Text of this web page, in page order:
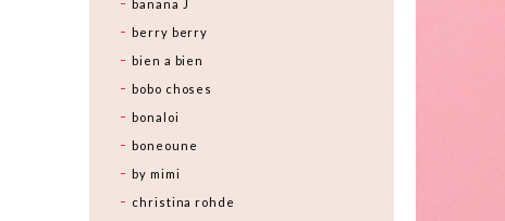
banana J
berry berry
bien a bien
bobo choses
bonaloi
boneoune
by mimi
christina rohde